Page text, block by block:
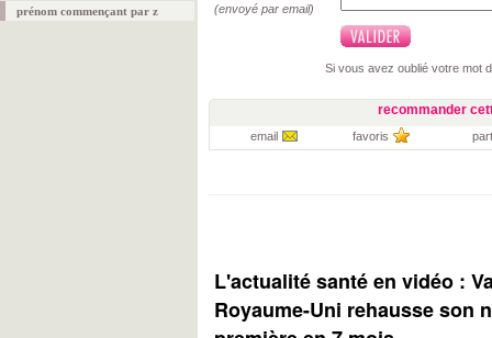
prénom commençant par z
(envoyé par email)
Si vous avez oublié votre mot
recommander
email favoris
L'actualité santé en vidéo :
Royaume-Uni rehausse son